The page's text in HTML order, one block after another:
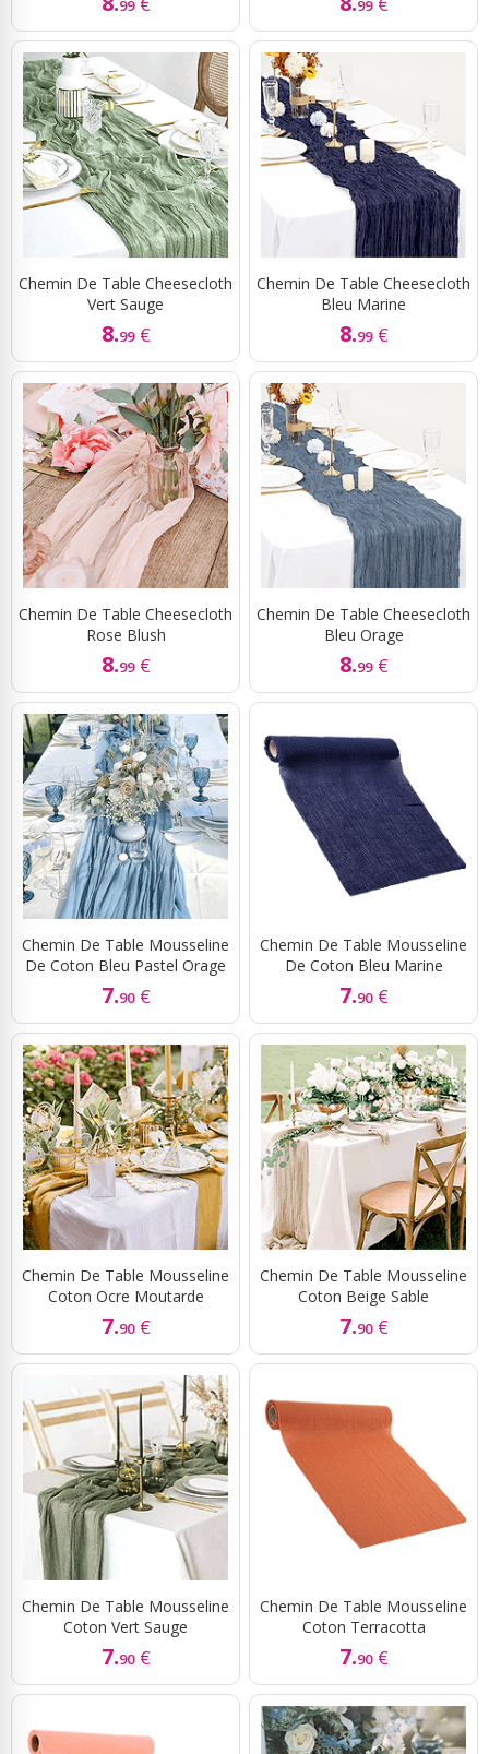
99 99
Chemin De Table Cheesecloth
Vert Sauge
8.99 €
Chemin De Table Cheesecloth
Bleu Marine
8.99 €
Chemin De Table Cheesecloth
Rose Blush
8.99 €
Chemin De Table Cheesecloth
Bleu Orage
8.99 €
Chemin De Table Mousseline
De Coton Bleu Pastel Orage
7.90 €
Chemin De Table Mousseline
De Coton Bleu Marine
7.90 €
Chemin De Table Mousseline
Coton Ocre Moutarde
7.90 €
Chemin De Table Mousseline
Coton Beige Sable
7.90 €
Chemin De Table Mousseline
Coton Vert Sauge
7.90 €
Chemin De Table Mousseline
Coton Terracotta
7.90 €